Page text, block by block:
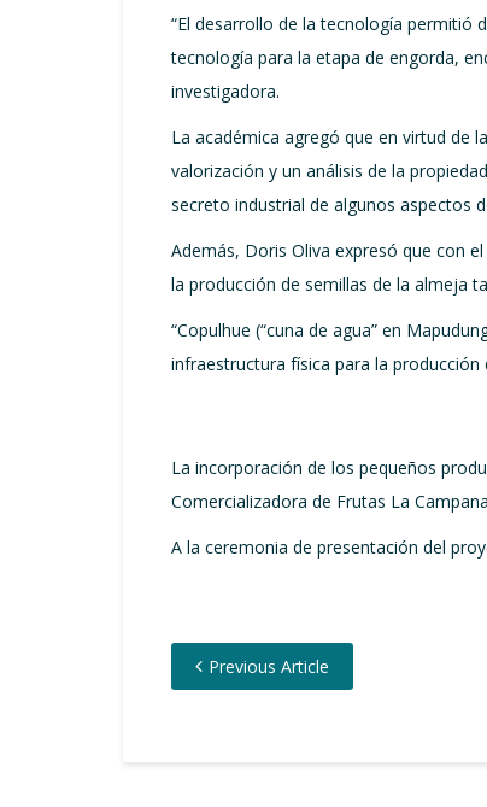
“El desarrollo de la tecnología permitió
tecnología para la etapa de engorda,
investigadora.
La académica agregó que en virtud de
valorización y un análisis de la
secreto industrial de algunos aspectos
Además, Doris Oliva expresó que con
la producción de semillas de la almeja
“Copulhue (“cuna de agua” en
infraestructura física para la
La incorporación de los pequeños
Comercializadora de Frutas La
A la ceremonia de presentación del
Previous Article